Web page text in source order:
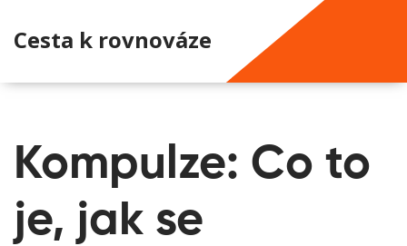
Cesta k rovnováze
Kompulze: Co to
je, jak se